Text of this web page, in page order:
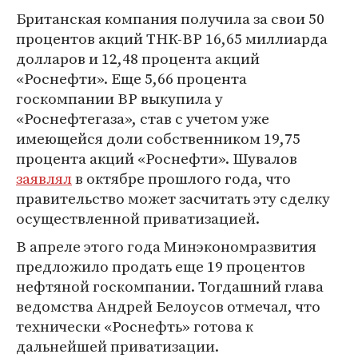
Британская компания получила за свои 50
процентов акций ТНК-ВР 16,65 миллиарда
долларов и 12,48 процента акций
«Роснефти». Еще 5,66 процента
госкомпании ВР выкупила у
«Роснефтегаза», став с учетом уже
имеющейся доли собственником 19,75
процента акций «Роснефти». Шувалов
заявлялв октябре прошлого года, что
правительство может засчитать эту сделку
осуществленной приватизацией.
В апреле этого года Минэкономразвития
предложило продать еще 19 процентов
нефтяной госкомпании. Тогдашний глава
ведомства Андрей Белоусов отмечал, что
технически «Роснефть» готова к
дальнейшей приватизации.